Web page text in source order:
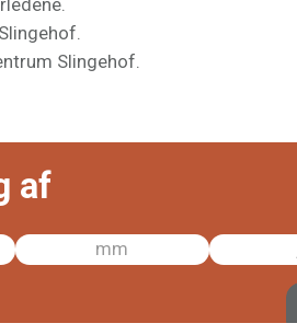
Slingehof.
af